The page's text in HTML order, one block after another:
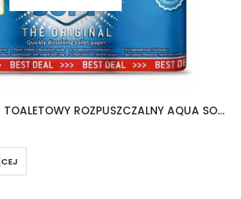
THETFORD PAPIER TOALETOWY ROZPUSZCZALNY AQUA SOFT 6 ROLEK